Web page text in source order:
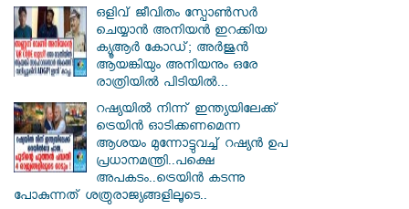
ഒളിവ് ജീവിതം സ്പോൺസർ
ചെയ്യാൻ അനിയൻ ഇറക്കിയ
ക്യൂആർ കോഡ്; അർജുൻ
ആയങ്കിയും അനിയനും ഒരേ
രാത്രിയിൽ പിടിയിൽ...
റഷ്യയിൽ നിന്ന് ഇന്ത്യയിലേക്ക്
ട്രെയിൻ ഓടിക്കണമെന്ന
ആശയം മുന്നോട്ടുവച്ച് റഷ്യൻ ഉപ
പ്രധാനമന്ത്രി..പക്ഷെ
അപകടം..ട്രെയിൻ കടന്നു
പോകുന്നത് ശത്രുരാജ്യങ്ങളിലൂടെ..